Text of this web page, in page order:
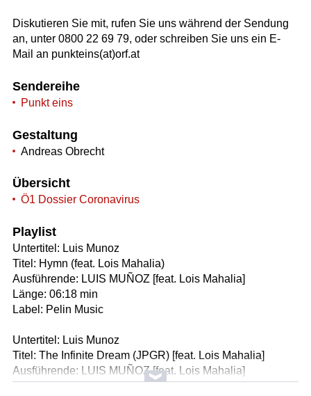
Diskutieren Sie mit, rufen Sie uns während der Sendung
an, unter 0800 22 69 79, oder schreiben Sie uns ein E-
Mail an punkteins(at)orf.at
Sendereihe
Punkt eins
Gestaltung
Andreas Obrecht
Übersicht
Ö1 Dossier Coronavirus
Playlist
Untertitel: Luis Munoz
Titel: Hymn (feat. Lois Mahalia)
Ausführende: LUIS MUÑOZ [feat. Lois Mahalia]
Länge: 06:18 min
Label: Pelin Music
Untertitel: Luis Munoz
Titel: The Infinite Dream (JPGR) [feat. Lois Mahalia]
Ausführende: LUIS MUÑOZ [feat. Lois Mahalia]
Länge: 05:48 min